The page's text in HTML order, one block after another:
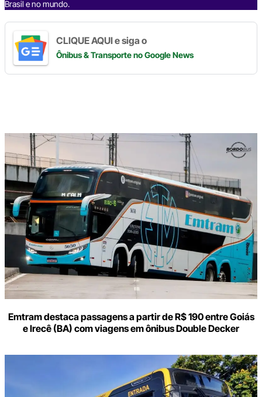
Brasil e no mundo.
CLIQUE AQUI e siga o
Ônibus & Transporteno Google News
Emtram destaca passagens a partir de R$ 190 entre Goiás
e Irecê (BA) com viagens em ônibus Double Decker
Digite
aqui
o
seu
e-
mail